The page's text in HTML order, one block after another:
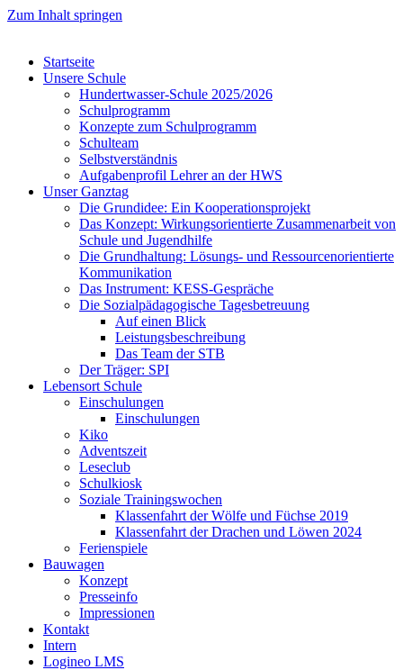
Zum Inhalt springen
Startseite
Unsere Schule
Hundertwasser-Schule 2025/2026
Schulprogramm
Konzepte zum Schulprogramm
Schulteam
Selbst­ver­ständ­nis
Aufgabenprofil Lehrer an der HWS
Unser Ganztag
Die Grundidee: Ein Kooperationsprojekt
Das Konzept: Wirkungsorientierte Zusammenarbeit von
Schule und Jugendhilfe
Die Grundhaltung: Lösungs- und Ressourcenorientierte
Kommunikation
Das Instrument: KESS-Gespräche
Die Sozialpädagogische Tagesbetreuung
Auf einen Blick
Leistungsbeschreibung
Das Team der STB
Der Träger: SPI
Lebensort Schule
Einschulungen
Einschulungen
Kiko
Adventszeit
Leseclub
Schulkiosk
Soziale Trainingswochen
Klassenfahrt der Wölfe und Füchse 2019
Klassenfahrt der Drachen und Löwen 2024
Ferienspiele
Bauwagen
Konzept
Presseinfo
Impressionen
Kontakt
Intern
Logineo LMS